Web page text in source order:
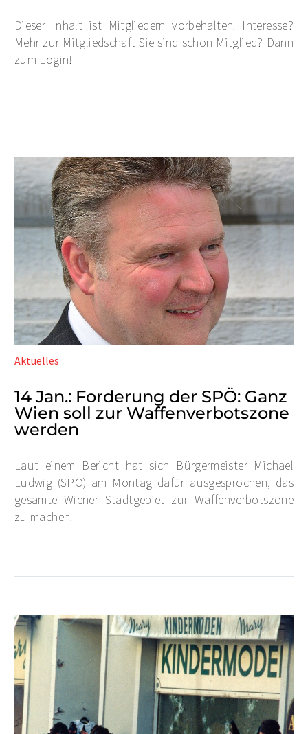
Dieser Inhalt ist Mitgliedern vorbehalten. Interesse?
Mehr zur Mitgliedschaft Sie sind schon Mitglied? Dann
zum Login!
Aktuelles
14 Jan.: Forderung der SPÖ: Ganz
Wien soll zur Waffenverbotszone
werden
Laut einem Bericht hat sich Bürgermeister Michael
Ludwig (SPÖ) am Montag dafür ausgesprochen, das
gesamte Wiener Stadtgebiet zur Waffenverbotszone
zu machen.